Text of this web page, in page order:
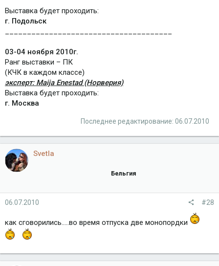
Выставка будет проходить:
г. Подольск
03-04 ноября 2010г.
Ранг выставки – ПК
(КЧК в каждом классе)
эксперт: Maija Enestad (Норверия)
Выставка будет проходить:
г. Москва
Последнее редактирование: 06.07.2010
Svetla
Бельгия
06.07.2010 #28
как сговорились.....во время отпуска две монопордки